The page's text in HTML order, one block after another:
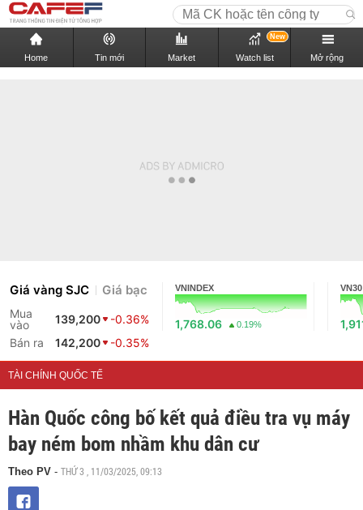
Home Tin mới Market Watch list
New
Mở rộng
Giá vàng SJC Giá bạc
Mua
vào
139,200
-0.36%
Bán ra
142,200 -0.35%
VNINDEX
1,768.06 0.19%
VN30
TÀI CHÍNH QUỐC TẾ
Hàn Quốc công bố kết quả điều tra vụ máy
bay ném bom nhầm khu dân cư
Theo PV - THỨ 3 , 11/03/2025, 09:13